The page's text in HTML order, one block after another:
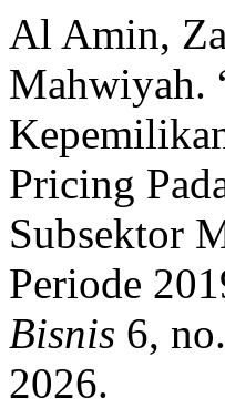
Al Amin,
Mahwiyah.
Pricing
Subsektor
Periode
Bisnis 6,
2026.